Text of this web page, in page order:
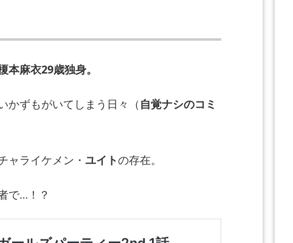
本麻衣29歳独身。
かずもがいてしまう日々（ 自覚ナシのコミ
ャライケメン・ ユイトの存在。
で…！？